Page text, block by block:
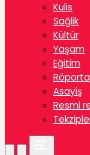
Kulis
Sağlik
Kültür
Yaşam
Eğitim
Asayiş
Resmi